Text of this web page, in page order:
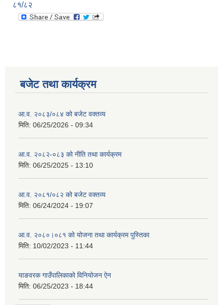
८१/८२
बजेट तथा कार्यक्रम
आ.व. २०८३/०८४ को बजेट वक्तव्य
मिति: 06/25/2026 - 09:34
आ.व. २०८२-०८३ को नीति तथा कार्यक्रम
मिति: 06/25/2025 - 13:10
आ.व. २०८१/०८२ को बजेट वक्तव्य
मिति: 06/24/2024 - 19:07
आ.व. २०८०।०८१ को योजना तथा कार्यक्रम पुस्तिका
मिति: 10/02/2023 - 11:44
याङवरक गाउँपालिकाको विनियोजन ऐन
मिति: 06/25/2023 - 18:44